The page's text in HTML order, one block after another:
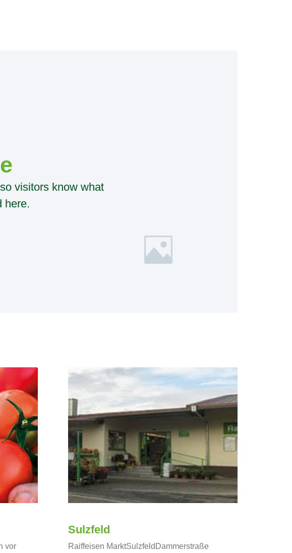
visitors know what
here.
vor
Sulzfeld
Raiffeisen MarktSulzfeldDammerstraße